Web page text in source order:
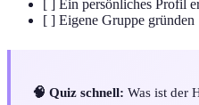
[ ] Ein persönliches Profil
[ ] Eigene Gruppe gründen
🧠 Quiz schnell: Was ist der